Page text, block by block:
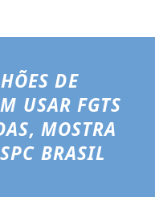
DE
USAR FGTS
MOSTRA
BRASIL